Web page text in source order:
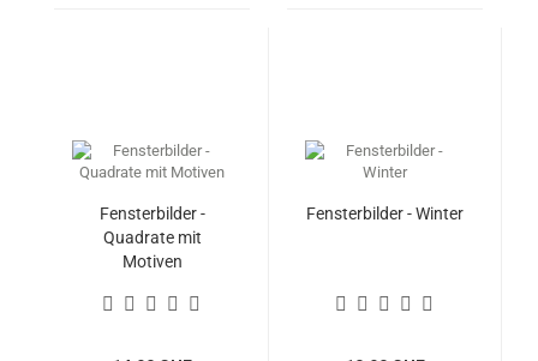
Fensterbilder -
Quadrate mit
Motiven
Fensterbilder - Winter